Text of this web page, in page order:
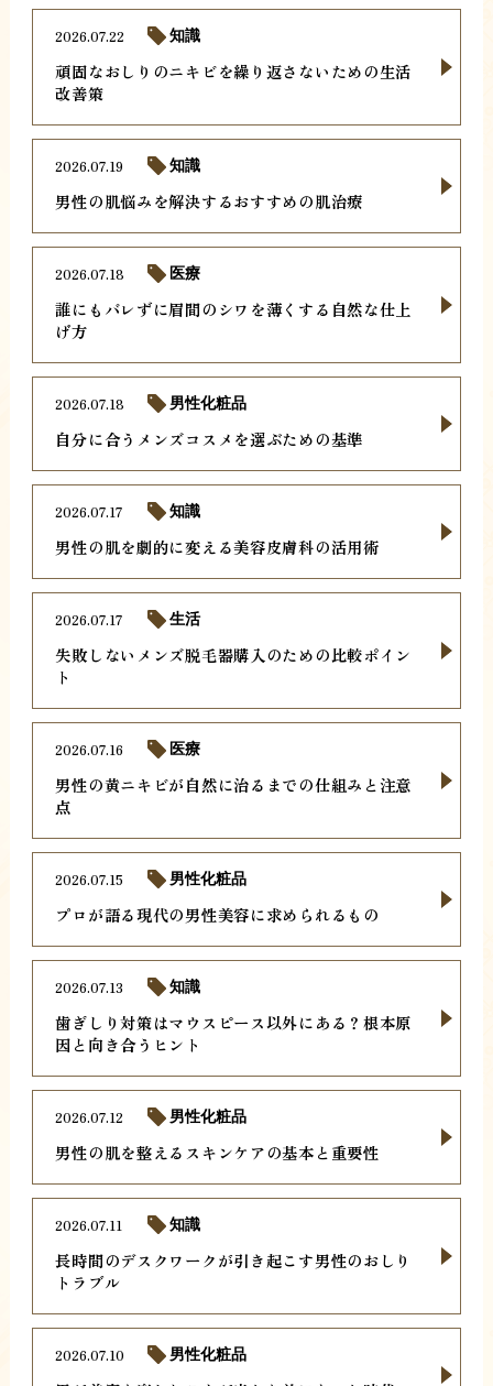
頑固なおしりのニキビを繰り返さないための生活
改善策
2026.07.22 知識
男性の肌悩みを解決するおすすめの肌治療
2026.07.19 知識
誰にもバレずに眉間のシワを薄くする自然な仕上
げ方
2026.07.18 医療
自分に合うメンズコスメを選ぶための基準
2026.07.18 男性化粧品
男性の肌を劇的に変える美容皮膚科の活用術
2026.07.17 知識
失敗しないメンズ脱毛器購入のための比較ポイン
ト
2026.07.17 生活
男性の黄ニキビが自然に治るまでの仕組みと注意
点
2026.07.16 医療
プロが語る現代の男性美容に求められるもの
2026.07.15 男性化粧品
歯ぎしり対策はマウスピース以外にある？根本原
因と向き合うヒント
2026.07.13 知識
男性の肌を整えるスキンケアの基本と重要性
2026.07.12 男性化粧品
長時間のデスクワークが引き起こす男性のおしり
トラブル
2026.07.11 知識
2026.07.10 男性化粧品